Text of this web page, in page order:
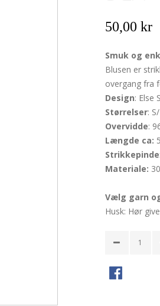
50,00 kr
Smuk og
Blusen er
overgang fra
Design: Else
Størrelser:
Overvidde:
Længde ca:
Strikkepinde
Materiale:
Vælg garn
Husk: Hør